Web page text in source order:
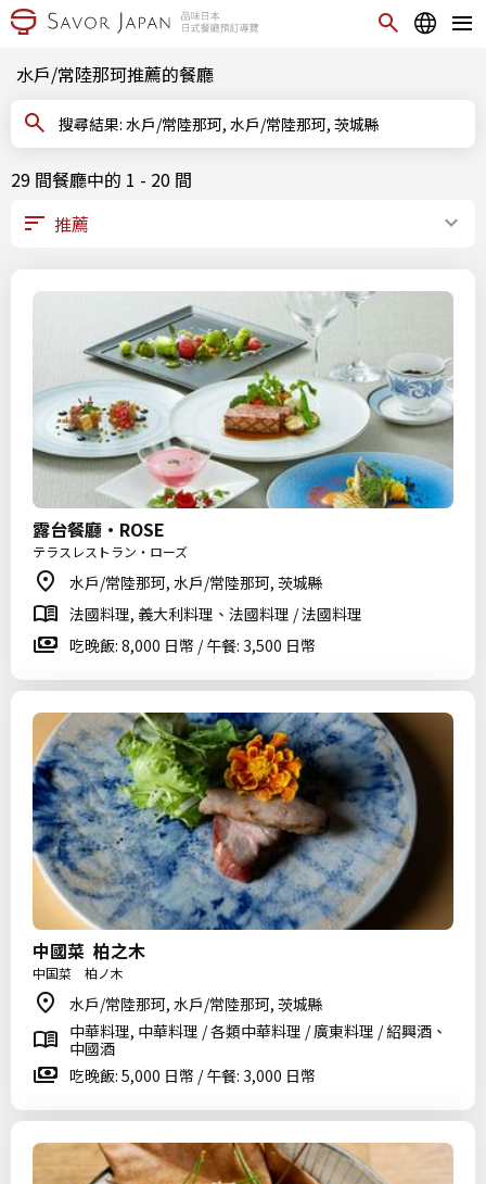
水戶/常陸那珂推薦的餐廳
搜尋結果: 水戶/常陸那珂, 水戶/常陸那珂, 茨城縣
29 間餐廳中的 1 - 20 間
露台餐廳·ROSE
テラスレストラン・ローズ
水戶/常陸那珂, 水戶/常陸那珂, 茨城縣
法國料理, 義大利料理、法國料理 / 法國料理
吃晚飯: 8,000 日幣 / 午餐: 3,500 日幣
中國菜 柏之木
中国菜 柏ノ木
水戶/常陸那珂, 水戶/常陸那珂, 茨城縣
中華料理, 中華料理 / 各類中華料理 / 廣東料理 / 紹興酒、
中國酒
吃晚飯: 5,000 日幣 / 午餐: 3,000 日幣